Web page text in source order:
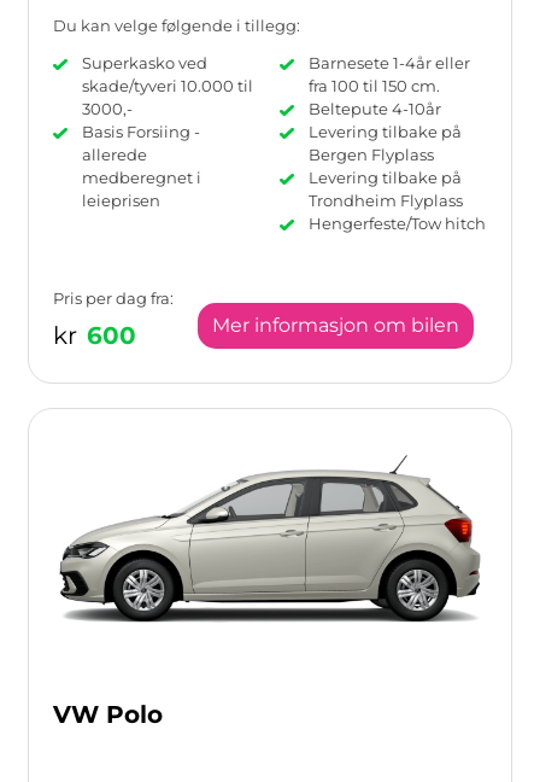
Du kan velge følgende i tillegg:
Superkasko ved
skade/tyveri 10.000 til
3000,-
Basis Forsiing -
allerede
medberegnet i
leieprisen
Barnesete 1-4år eller
fra 100 til 150 cm.
Beltepute 4-10år
Levering tilbake på
Bergen Flyplass
Levering tilbake på
Trondheim Flyplass
Hengerfeste/Tow hitch
Pris per dag fra:
kr 600 Mer informasjon om bilen
VW Polo